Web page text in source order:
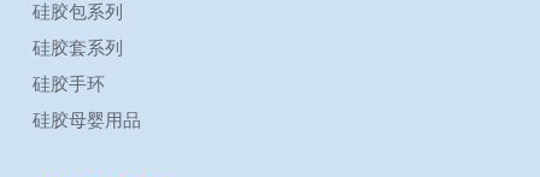
硅胶包系列
硅胶套系列
硅胶手环
硅胶母婴用品